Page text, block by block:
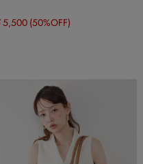
5,500 (50%OFF)